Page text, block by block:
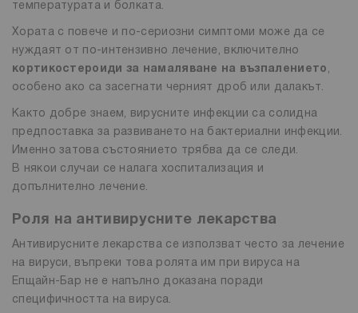
температурата и болката.
Хората с повече и по-сериозни симптоми може да се
нуждаят от по-интензивно лечение, включително
кортикостероиди за намаляване на възпалението ,
особено ако са засегнати черният дроб или далакът.
Както добре знаем, вирусните инфекции са солидна
предпоставка за развиването на бактериални инфекции.
Именно затова състоянието трябва да се следи.
В някои случаи се налага хоспитализация и
допълнително лечение.
Роля на антивирусните лекарства
Антивирусните лекарства се използват често за лечение
на вируси, въпреки това ролята им при вируса на
Епщайн-Бар не е напълно доказана поради
специфичността на вируса.